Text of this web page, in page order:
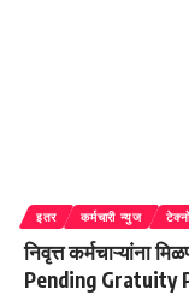
इतर कर्मचारी न्युज
निवृत्त कर्मचाऱ्यांना
Pending Gratuity